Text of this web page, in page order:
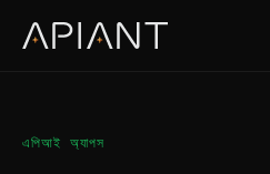
এপিআই অ্যাপস